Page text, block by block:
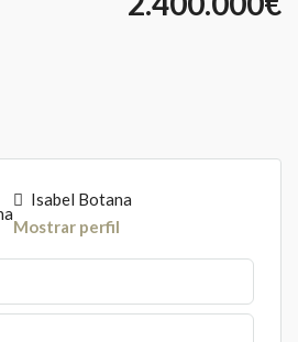
Isabel Botana
Mostrar perfil